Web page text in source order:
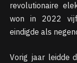
revolutionaire
won in 2022 vijf
eindigde als
Vorig jaar leidde